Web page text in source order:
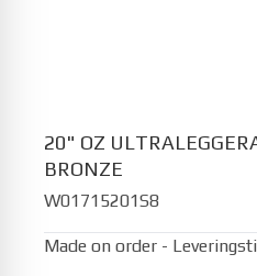
20" OZ
BRONZE
W01715201S8
Made on order -